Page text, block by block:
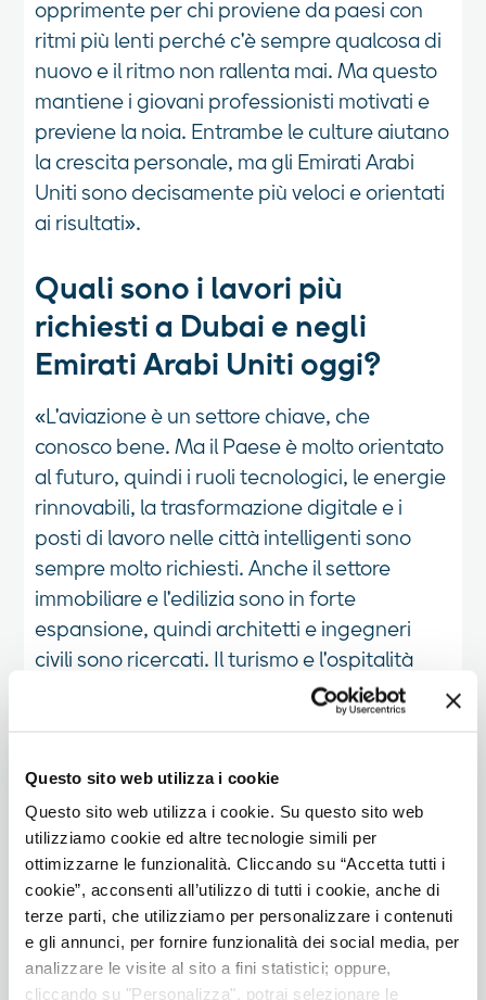
Questo sito web utilizza i cookie
Questo sito web utilizza i cookie. Su questo sito web
utilizziamo cookie ed altre tecnologie simili per
ottimizzarne le funzionalità. Cliccando su “Accetta tutti i
cookie”, acconsenti all’utilizzo di tutti i cookie, anche di
terze parti, che utilizziamo per personalizzare i contenuti
e gli annunci, per fornire funzionalità dei social media, per
analizzare le visite al sito a fini statistici; oppure,
cliccando su "Personalizza", potrai selezionare le
opprimente per chi proviene da paesi con
ritmi più lenti perché c'è sempre qualcosa di
nuovo e il ritmo non rallenta mai. Ma questo
mantiene i giovani professionisti motivati e
previene la noia. Entrambe le culture aiutano
la crescita personale, ma gli Emirati Arabi
Uniti sono decisamente più veloci e orientati
ai risultati».
Quali sono i lavori più
richiesti a Dubai e negli
Emirati Arabi Uniti oggi?
«L'aviazione è un settore chiave, che
conosco bene. Ma il Paese è molto orientato
al futuro, quindi i ruoli tecnologici, le energie
rinnovabili, la trasformazione digitale e i
posti di lavoro nelle città intelligenti sono
sempre molto richiesti. Anche il settore
immobiliare e l'edilizia sono in forte
espansione, quindi architetti e ingegneri
civili sono ricercati. Il turismo e l'ospitalità
rimangono fondamentali, data la tradizione
Dal punto di vista culturale,
a cosa dovrebbero prepararsi
italiani ed europei quando si
trasferiscono a Dubai?
«Sia la cultura italiana che quella degli
Emirati sono accoglienti e incentrate sulla